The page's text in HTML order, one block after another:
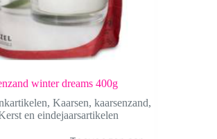
winter dreams 400g
, Kaarsen, kaarsenzand,
en eindejaarsartikelen